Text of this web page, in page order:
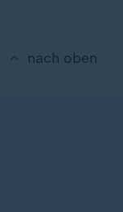
nach oben